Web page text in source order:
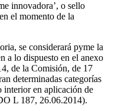
o sello
el momento de la
se considerará pyme la
a lo dispuesto en el anexo
de la Comisión, de 17
determinadas categorías
interior en aplicación de
L 187, 26.06.2014).